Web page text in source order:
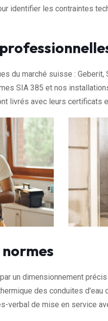
identifier les contraintes
du marché suisse : Geberit,
SIA 385 et nos
livrés avec leurs certificats
un dimensionnement
des conduites d'eau
verbal de mise en service